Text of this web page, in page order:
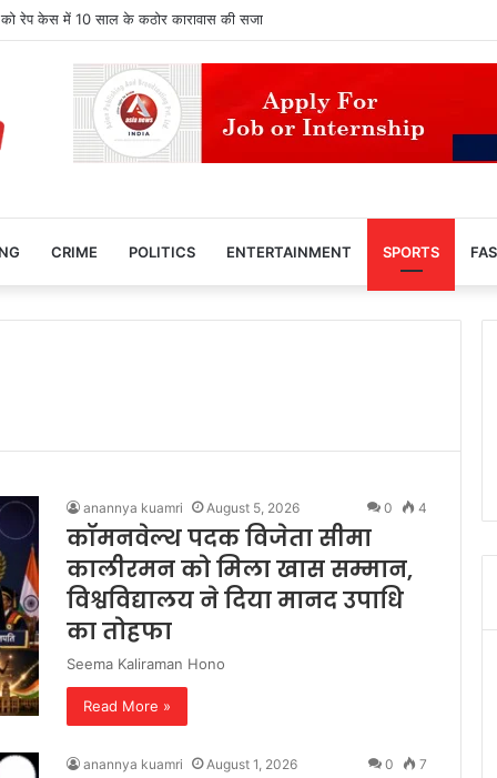
रेप केस में 10 साल के कठोर कारावास की सजा
CRIME POLITICS ENTERTAINMENT SPORTS
anannya kuamri August 5, 2026 0 4
कॉमनवेल्थ पदक विजेता सीमा
कालीरमन को मिला खास सम्मान,
विश्वविद्यालय ने दिया मानद उपाधि
का तोहफा
Seema Kaliraman Hono
Read More »
anannya kuamri August 1, 2026 0 7